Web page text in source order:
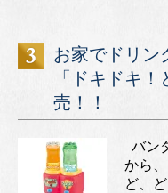
お家でドリン
「ドキドキ
売！！
バン
から
ど、